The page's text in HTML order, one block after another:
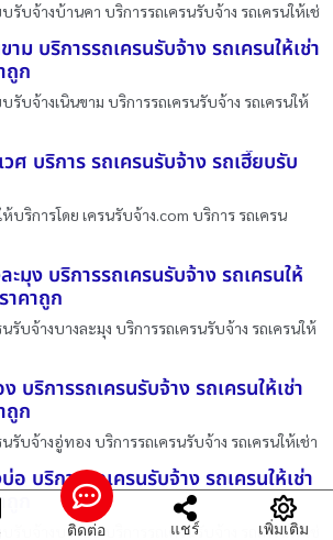
รับจ้างบ้านคา บริการรถเครนรับจ้าง รถเครนให้เช่
าม บริการรถเครนรับจ้าง รถเครนให้เช่า
ถูก
รับจ้างเนินขาม บริการรถเครนรับจ้าง รถเครนให้
วศ บริการ รถเครนรับจ้าง รถเฮี๊ยบรับ
บริการโดย เครนรับจ้าง.com บริการ รถเครน
ะมุง บริการรถเครนรับจ้าง รถเครนให้
าคาถูก
รับจ้างบางละมุง บริการรถเครนรับจ้าง รถเครนให้
บริการรถเครนรับจ้าง รถเครนให้เช่า
ถูก
รับจ้างอู่ทอง บริการรถเครนรับจ้าง รถเครนให้เช่า
อ บริการรถเครนรับจ้าง รถเครนให้เช่า
ก
บรับจ้างบางบ่อ บริการรถเครนรับจ้าง รถเครนให้เช่
ติดต่อ แชร์ เพิ่มเติม